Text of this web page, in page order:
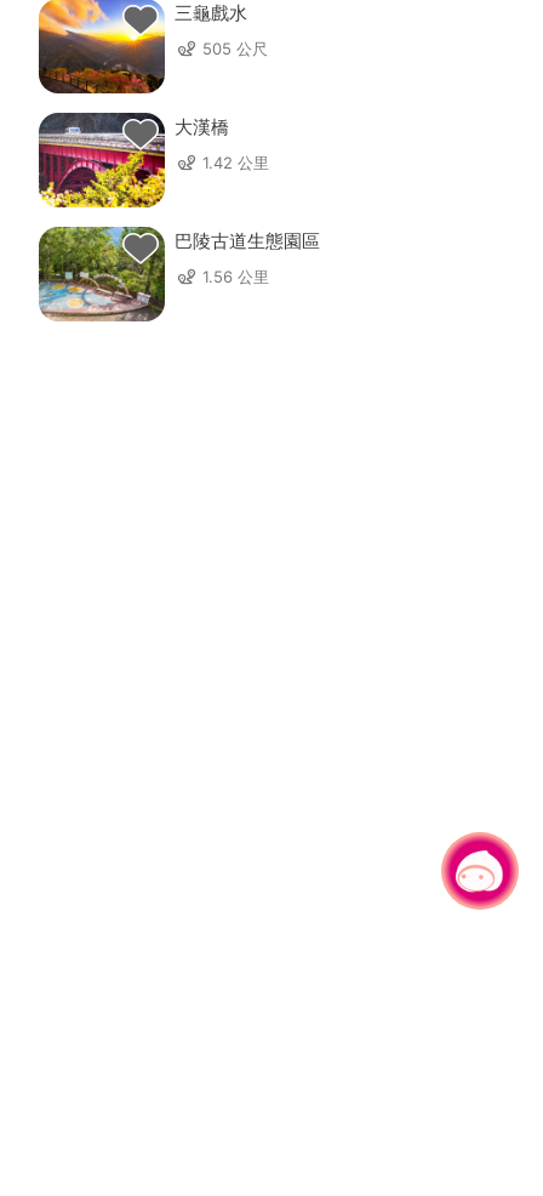
三龜戲水
505 公尺
大漢橋
1.42 公里
巴陵古道生態園區
1.56 公里